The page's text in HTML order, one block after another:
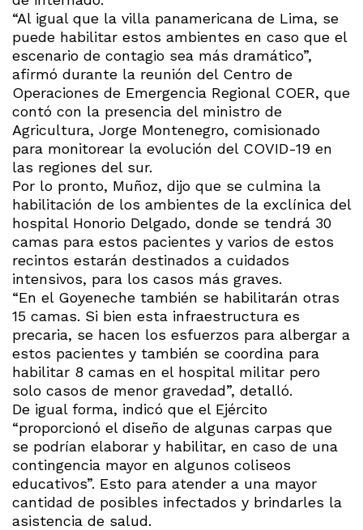
“Al igual que la villa panamericana de Lima, se
puede habilitar estos ambientes en caso que el
escenario de contagio sea más dramático”,
afirmó durante la reunión del Centro de
Operaciones de Emergencia Regional COER, que
contó con la presencia del ministro de
Agricultura, Jorge Montenegro, comisionado
para monitorear la evolución del COVID-19 en
las regiones del sur.
Por lo pronto, Muñoz, dijo que se culmina la
habilitación de los ambientes de la exclínica del
hospital Honorio Delgado, donde se tendrá 30
camas para estos pacientes y varios de estos
recintos estarán destinados a cuidados
intensivos, para los casos más graves.
“En el Goyeneche también se habilitarán otras
15 camas. Si bien esta infraestructura es
precaria, se hacen los esfuerzos para albergar a
estos pacientes y también se coordina para
habilitar 8 camas en el hospital militar pero
solo casos de menor gravedad”, detalló.
De igual forma, indicó que el Ejército
“proporcionó el diseño de algunas carpas que
se podrían elaborar y habilitar, en caso de una
contingencia mayor en algunos coliseos
educativos”. Esto para atender a una mayor
cantidad de posibles infectados y brindarles la
asistencia de salud.